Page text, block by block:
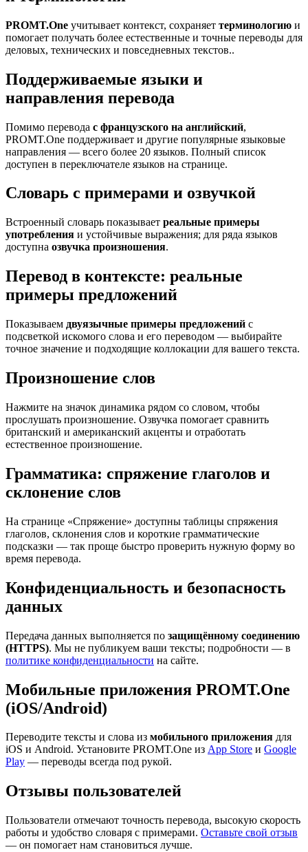
PROMT.One учитывает контекст, сохраняет терминологию и
помогает получать более естественные и точные переводы для
деловых, технических и повседневных текстов..
Поддерживаемые языки и
направления перевода
Помимо перевода с французского на английский,
PROMT.One поддерживает и другие популярные языковые
направления — всего более 20 языков. Полный список
доступен в переключателе языков на странице.
Словарь с примерами и озвучкой
Встроенный словарь показывает реальные примеры
употребления и устойчивые выражения; для ряда языков
доступна озвучка произношения.
Перевод в контексте: реальные
примеры предложений
Показываем двуязычные примеры предложений с
подсветкой искомого слова и его переводом — выбирайте
точное значение и подходящие коллокации для вашего текста.
Произношение слов
Нажмите на значок динамика рядом со словом, чтобы
прослушать произношение. Озвучка помогает сравнить
британский и американский акценты и отработать
естественное произношение.
Грамматика: спряжение глаголов и
склонение слов
На странице «Спряжение» доступны таблицы спряжения
глаголов, склонения слов и короткие грамматические
подсказки — так проще быстро проверить нужную форму во
время перевода.
Конфиденциальность и безопасность
данных
Передача данных выполняется по защищённому соединению
(HTTPS). Мы не публикуем ваши тексты; подробности — в
политике конфиденциальности на сайте.
Мобильные приложения PROMT.One
(iOS/Android)
Переводите тексты и слова из мобильного приложения для
iOS и Android. Установите PROMT.One из App Store и Google
Play — переводы всегда под рукой.
Отзывы пользователей
Пользователи отмечают точность перевода, высокую скорость
работы и удобство словаря с примерами. Оставьте свой отзыв
— он помогает нам становиться лучше.